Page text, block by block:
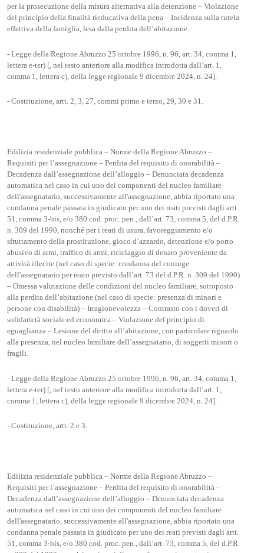
per la prosecuzione della misura alternativa alla detenzione – Violazione
del principio della finalità rieducativa della pena – Incidenza sulla tutela
effettiva della famiglia, lesa dalla perdita dell’abitazione.
- Legge della Regione Abruzzo 25 ottobre 1996, n. 96, art. 34, comma 1,
lettera e-ter) [, nel testo anteriore alla modifica introdotta dall’art. 1,
comma 1, lettera c), della legge regionale 9 dicembre 2024, n. 24].
- Costituzione, artt. 2, 3, 27, commi primo e terzo, 29, 30 e 31.
Edilizia residenziale pubblica – Norme della Regione Abruzzo –
Requisiti per l’assegnazione – Perdita del requisito di onorabilità –
Decadenza dall’assegnazione dell’alloggio – Denunciata decadenza
automatica nel caso in cui uno dei componenti del nucleo familiare
dell'assegnatario, successivamente all'assegnazione, abbia riportato una
condanna penale passata in giudicato per uno dei reati previsti dagli artt.
51, comma 3-bis, e/o 380 cod. proc. pen., dall’art. 73, comma 5, del d.P.R.
n. 309 del 1990, nonché per i reati di usura, favoreggiamento e/o
sfruttamento della prostituzione, gioco d’azzardo, detenzione e/o porto
abusivo di armi, traffico di armi, riciclaggio di denaro proveniente da
attività illecite (nel caso di specie: condanna del coniuge
dell'assegnatario per reato previsto dall’art. 73 del d.P.R. n. 309 del 1990)
– Omessa valutazione delle condizioni del nucleo familiare, sottoposto
alla perdita dell’abitazione (nel caso di specie: presenza di minori e
persone con disabilità) – Irragionevolezza – Contrasto con i doveri di
solidarietà sociale ed economica – Violazione del principio di
eguaglianza – Lesione del diritto all’abitazione, con particolare riguardo
alla presenza, nel nucleo familiare dell’assegnatario, di soggetti minori o
fragili.
- Legge della Regione Abruzzo 25 ottobre 1996, n. 96, art. 34, comma 1,
lettera e-ter) [, nel testo anteriore alla modifica introdotta dall’art. 1,
comma 1, lettera c), della legge regionale 9 dicembre 2024, n. 24].
- Costituzione, artt. 2 e 3.
Edilizia residenziale pubblica – Norme della Regione Abruzzo –
Requisiti per l’assegnazione – Perdita del requisito di onorabilità –
Decadenza dall’assegnazione dell’alloggio – Denunciata decadenza
automatica nel caso in cui uno dei componenti del nucleo familiare
dell'assegnatario, successivamente all'assegnazione, abbia riportato una
condanna penale passata in giudicato per uno dei reati previsti dagli artt.
51, comma 3-bis, e/o 380 cod. proc. pen., dall’art. 73, comma 5, del d.P.R.